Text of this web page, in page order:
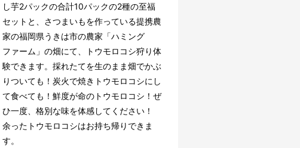
し芋2パックの合計10パックの2種の至福
セットと、さつまいもを作っている提携農
家の福岡県うきは市の農家「ハミング
ファーム」の畑にて、トウモロコシ狩り体
験できます。採れたてを生のまま畑でかぶ
りついても！炭火で焼きトウモロコシにし
て食べても！鮮度が命のトウモロコシ！ぜ
ひ一度、格別な味を体感してください！
余ったトウモロコシはお持ち帰りできま
す。